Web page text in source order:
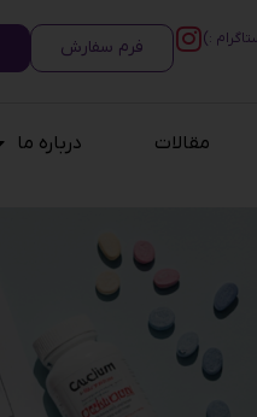
:) فرم سفارش
مقالات درباره ما